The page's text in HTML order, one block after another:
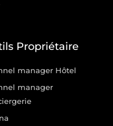
Propriétaire
manager Hôtel
manager